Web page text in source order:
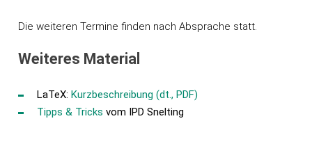
Die weiteren Termine finden nach Absprache statt.
Weiteres Material
LaTeX:Kurzbeschreibung (dt., PDF)
Tipps & Tricks vom IPD Snelting